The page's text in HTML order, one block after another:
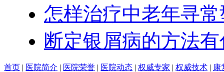
怎样治疗中老年寻
断定银屑病的方法
首页 | 医院简介 | 医院荣誉 | 医院动态 | 权威专家 | 权威技术 | 康